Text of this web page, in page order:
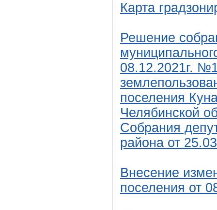
Карта
Решение
08.12.2021г.
поселения
Челябинской
Собрания
района от
Внесение
поселения от